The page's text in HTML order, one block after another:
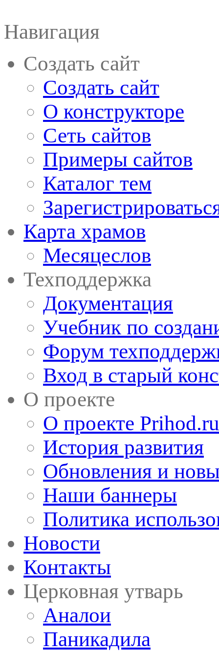
Навигация
Создать сайт
Создать сайт
О конструкторе
Сеть сайтов
Примеры сайтов
Каталог тем
Карта храмов
Месяцеслов
Техподдержка
Документация
Учебник по
Форум
Вход в старый
О проекте
О проекте Prihod.ru
История развития
Обновления и
Наши баннеры
Политика
Новости
Контакты
Церковная утварь
Аналои
Паникадила